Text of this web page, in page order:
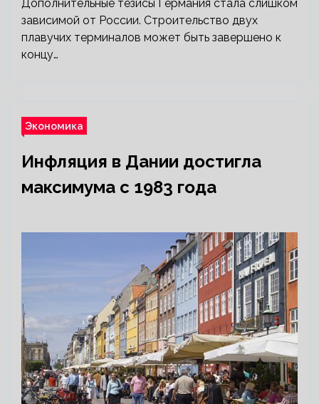
Дополнительные тезисы Германия стала слишком
зависимой от России. Строительство двух
плавучих терминалов может быть завершено к
концу…
Экономика
Инфляция в Дании достигла
максимума с 1983 года